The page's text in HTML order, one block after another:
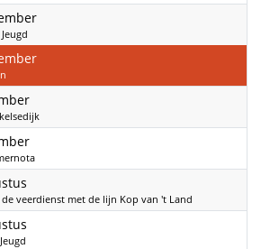
2024
2024
2024
2024
veerdienst met de lijn Kop van 't Land